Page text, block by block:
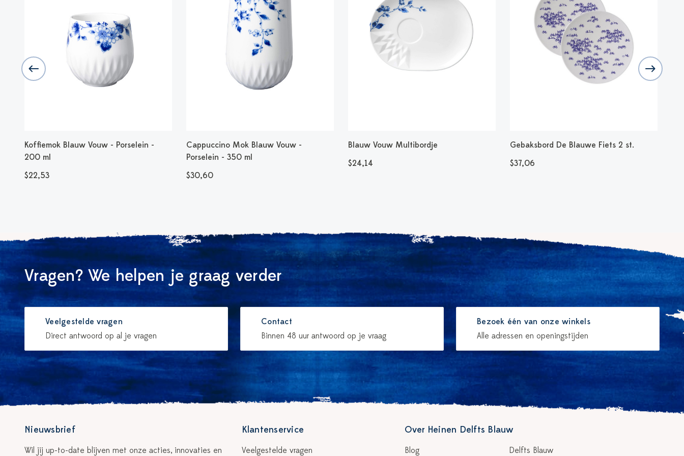
Koffiemok Blauw Vouw - Porselein -
200 ml
$22,53
Cappuccino Mok Blauw Vouw -
Porselein - 350 ml
$30,60
Blauw Vouw Multibordje
$24,14
Gebaksbord De Blauwe Fiets 2 st.
$37,06
Vragen? We helpen je graag verder
Veelgestelde vragen
Direct antwoord op al je vragen
Contact
Binnen 48 uur antwoord op je vraag
Bezoek één van onze winkels
Alle adressen en openingstijden
Nieuwsbrief
Wil jij up-to-date blijven met onze acties, innovaties en
Klantenservice
Veelgestelde vragen
Over Heinen Delfts Blauw
Blog Delfts Blauw